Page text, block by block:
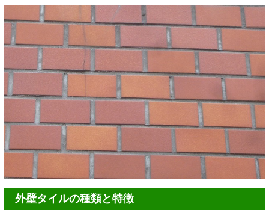
外壁タイルの種類と特徴